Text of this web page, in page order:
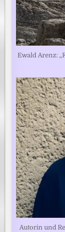
Ewald Arenz:
Autorin und